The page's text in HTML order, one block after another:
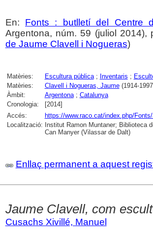
En: Fonts : butlletí del Centre
Argentona, núm. 59 (juliol 2014),
de Jaume Clavell i Nogueras)
Matèries: Escultura pública; Inventaris ;
Matèries:
Clavell i Nogueras, Jaume(1914-
Àmbit:
Argentona; Catalunya
Cronologia:
[2014]
Accés:
https://www.raco.cat/index.php/
Localització: Institut Ramon Muntaner; Biblioteca
Can Manyer (Vilassar de Dalt)
Enllaç permanent a aquest
Jaume Clavell, com
Cusachs Xivillé, Manuel